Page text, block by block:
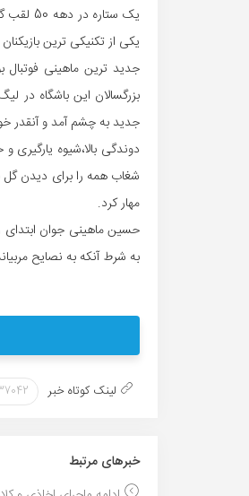
یک
یکی از تکنیکی ترین
جدید ترین ماهینی
بزرگسالان این باشگاه
جدید به چشم آمد و آنقدر
دوندگی بالا،شیوه
شغاب همه را برای دیدن گل
مهار کرد.
حسین ماهینی جوان ابتدای
به شرط آنکه به نصایح
لینک کوتاه خبر
خبر‌های مرتبط